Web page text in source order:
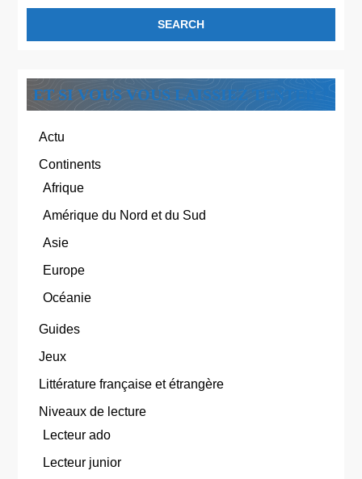
ET SI VOUS VOUS LAISSIEZ TENTER ?
Actu
Continents
Afrique
Amérique du Nord et du Sud
Asie
Europe
Océanie
Guides
Jeux
Littérature française et étrangère
Niveaux de lecture
Lecteur ado
Lecteur junior